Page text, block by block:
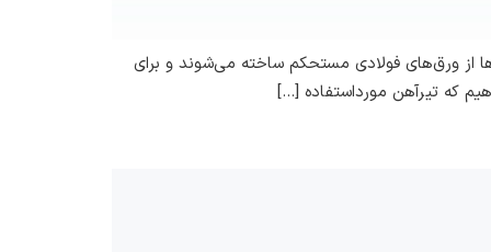
از ورق‌های فولادی مستحکم ساخته می‌شوند و برای
که تیرآهن مورداستفاده […]